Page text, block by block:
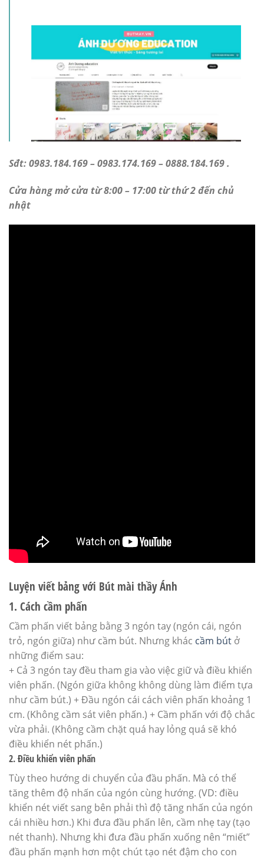
Sđt: 0983.184.169 – 0983.174.169 – 0888.184.169 .
Cửa hàng mở cửa từ 8:00 – 17:00 từ thứ 2 đến chủ
nhật
Luyện viết bảng với Bút mài thầy Ánh
1. Cách cầm phấn
Cầm phấn viết bảng bằng 3 ngón tay (ngón cái, ngón
trỏ, ngón giữa) như cầm bút. Nhưng khác cầm bút ở
những điểm sau:
+ Cả 3 ngón tay đều tham gia vào việc giữ và điều khiển
viên phấn. (Ngón giữa không không dùng làm điểm tựa
như cầm bút.) + Đầu ngón cái cách viên phấn khoảng 1
cm. (Không cầm sát viên phấn.) + Cầm phấn với độ chắc
vừa phải. (Không cầm chặt quá hay lỏng quá sẽ khó
điều khiển nét phấn.)
2. Điều khiển viên phấn
Tùy theo hướng di chuyển của đầu phấn. Mà có thể
tăng thêm độ nhấn của ngón cùng hướng. (VD: điều
khiển nét viết sang bên phải thì độ tăng nhấn của ngón
cái nhiều hơn.) Khi đưa đầu phấn lên, cầm nhẹ tay (tạo
nét thanh). Nhưng khi đưa đầu phấn xuống nên “miết”
đầu phấn mạnh hơn một chút tạo nét đậm cho con